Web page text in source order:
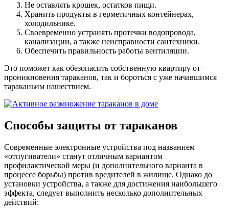
Не оставлять крошек, остатков пищи.
Хранить продукты в герметичных контейнерах,
холодильнике.
Своевременно устранять протечки водопровода,
канализации, а также неисправности сантехники.
Обеспечить правильность работы вентиляции.
Это поможет как обезопасить собственную квартиру от
проникновения тараканов, так и бороться с уже начавшимся
тараканьим нашествием.
Способы защиты от тараканов
Современные электронные устройства под названием
«отпугиватели» станут отличным вариантом
профилактической меры (и дополнительного варианта в
процессе борьбы) против вредителей в жилище. Однако до
установки устройства, а также для достижения наибольшего
эффекта, следует выполнить несколько дополнительных
действий: